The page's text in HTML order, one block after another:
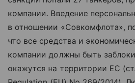
компании. Введение
в отношении «Совкомфлота»,
что все средства и
компании должны быть
окажутся на территории ЕС